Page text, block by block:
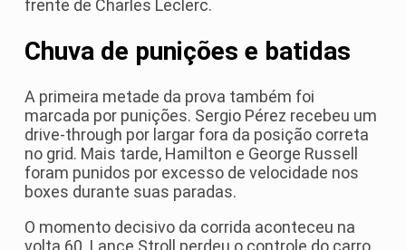
frente de Charles Leclerc.
Chuva de punições e batidas
A primeira metade da prova também foi
marcada por punições. Sergio Pérez recebeu um
drive-through por largar fora da posição correta
no grid. Mais tarde, Hamilton e George Russell
foram punidos por excesso de velocidade nos
boxes durante suas paradas.
O momento decisivo da corrida aconteceu na
volta 60. Lance Stroll perdeu o controle do carro